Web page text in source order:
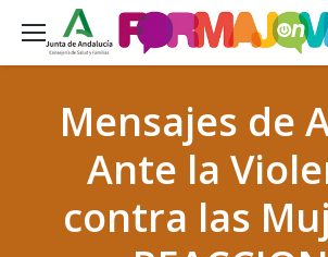
Mensajes de
Ante la
contra las